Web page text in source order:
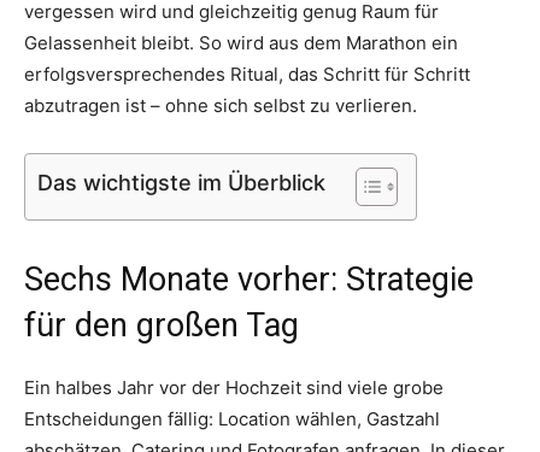
vergessen wird und gleichzeitig genug Raum für
Gelassenheit bleibt. So wird aus dem Marathon ein
erfolgsversprechendes Ritual, das Schritt für Schritt
abzutragen ist – ohne sich selbst zu verlieren.
Das wichtigste im Überblick
Sechs Monate vorher: Strategie
für den großen Tag
Ein halbes Jahr vor der Hochzeit sind viele grobe
Entscheidungen fällig: Location wählen, Gastzahl